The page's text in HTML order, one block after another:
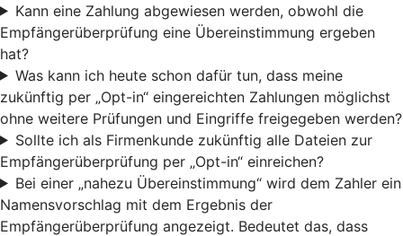
Kann eine Zahlung abgewiesen werden, obwohl die
Empfängerüberprüfung eine Übereinstimmung ergeben
hat?
Was kann ich heute schon dafür tun, dass meine
zukünftig per „Opt-in“ eingereichten Zahlungen möglichst
ohne weitere Prüfungen und Eingriffe freigegeben werden?
Sollte ich als Firmenkunde zukünftig alle Dateien zur
Empfängerüberprüfung per „Opt-in“ einreichen?
Bei einer „nahezu Übereinstimmung“ wird dem Zahler ein
Namensvorschlag mit dem Ergebnis der
Empfängerüberprüfung angezeigt. Bedeutet das, dass